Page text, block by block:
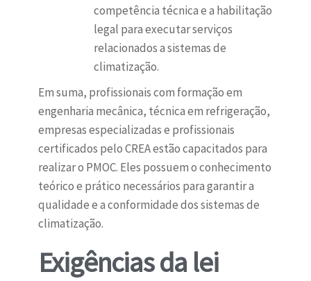
competência técnica e a habilitação
legal para executar serviços
relacionados a sistemas de
climatização.
Em suma, profissionais com formação em
engenharia mecânica, técnica em refrigeração,
empresas especializadas e profissionais
certificados pelo CREA estão capacitados para
realizar o PMOC. Eles possuem o conhecimento
teórico e prático necessários para garantir a
qualidade e a conformidade dos sistemas de
climatização.
Exigências da lei